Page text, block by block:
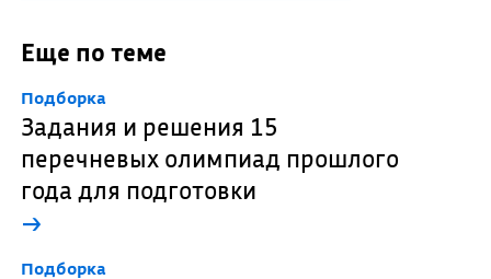
Еще по теме
Подборка
Задания и решения 15
перечневых олимпиад прошлого
года для подготовки
→
Подборка